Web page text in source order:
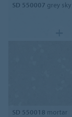
SD 550007 grey sky
SD 550018 mortar